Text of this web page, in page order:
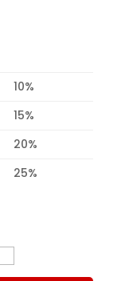
10%
15%
20%
25%